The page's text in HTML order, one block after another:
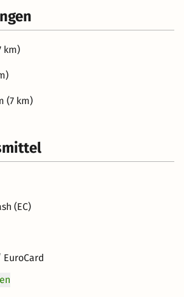
km)
(7 km)
(EC)